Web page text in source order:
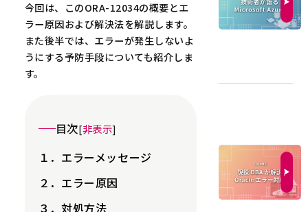
今回は、このORA-12034の概要とエ
ラー原因および解決法を解説します。
また後半では、エラーが発生しないよ
うにする予防手段についても紹介しま
す。
目次[非表示]
１．エラーメッセージ
２．エラー原因
３．対処方法